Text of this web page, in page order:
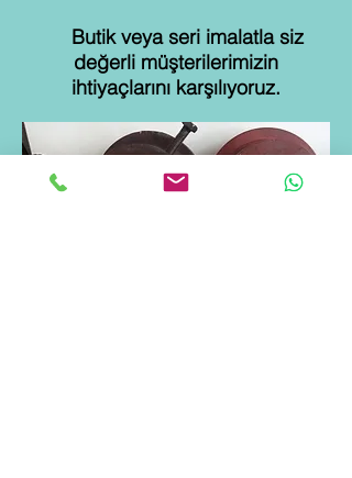
Butik veya seri imalatla siz
değerli müşterilerimizin
ihtiyaçlarını karşılıyoruz.